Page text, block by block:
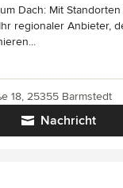
Dach: Mit
regionaler Anbieter,
Nachricht
18, 25355 Barmstedt